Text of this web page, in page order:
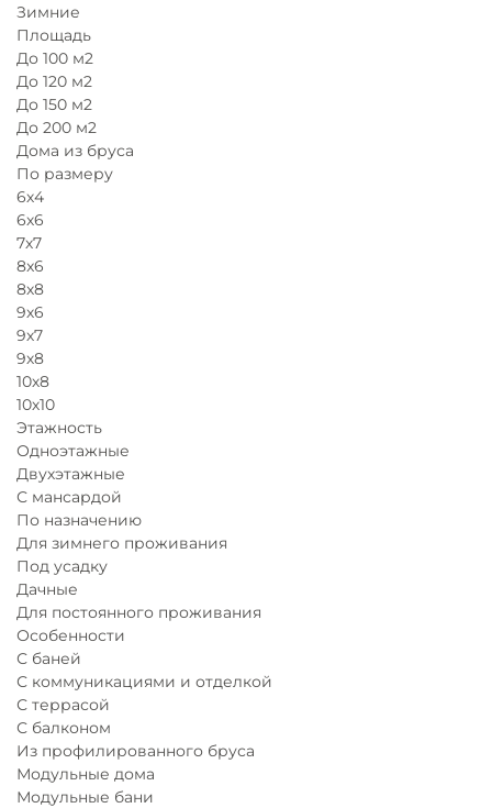
Зимние
Площадь
До 100 м2
До 120 м2
До 150 м2
До 200 м2
Дома из бруса
По размеру
6х4
6х6
7х7
8x6
8х8
9х6
9х7
9х8
10х8
10х10
Этажность
Одноэтажные
Двухэтажные
С мансардой
По назначению
Для зимнего проживания
Под усадку
Дачные
Для постоянного проживания
Особенности
С баней
С коммуникациями и отделкой
С террасой
С балконом
Из профилированного бруса
Модульные дома
Модульные бани